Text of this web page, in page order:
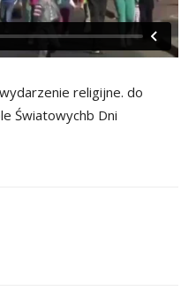
religijne. do
Światowychb Dni